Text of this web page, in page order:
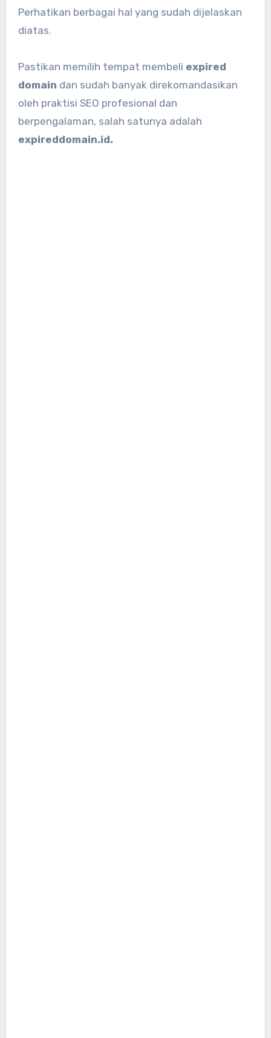
Perhatikan berbagai hal yang sudah dijelaskan
diatas.
Pastikan memilih tempat membeli expired
domain dan sudah banyak direkomandasikan
oleh praktisi SEO profesional dan
berpengalaman, salah satunya adalah
expireddomain.id.